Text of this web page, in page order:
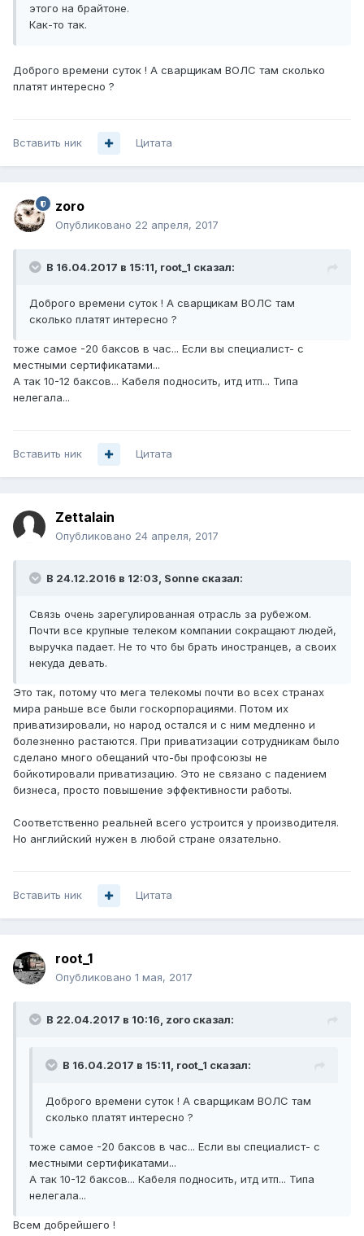
этого на брайтоне.
Как-то так.
Доброго времени суток ! А сварщикам ВОЛС там сколько
платят интересно ?
Вставить ник Цитата
zoro
Опубликовано 22 апреля, 2017
В 16.04.2017 в 15:11, root_1 сказал:
Доброго времени суток ! А сварщикам ВОЛС там
сколько платят интересно ?
тоже самое -20 баксов в час... Если вы специалист- с
местными сертификатами...
А так 10-12 баксов... Кабеля подносить, итд итп... Типа
нелегала...
Вставить ник Цитата
Zettalain
Опубликовано 24 апреля, 2017
В 24.12.2016 в 12:03, Sonne сказал:
Связь очень зарегулированная отрасль за рубежом.
Почти все крупные телеком компании сокращают людей,
выручка падает. Не то что бы брать иностранцев, а своих
некуда девать.
Это так, потому что мега телекомы почти во всех странах
мира раньше все были госкорпорациями. Потом их
приватизировали, но народ остался и с ним медленно и
болезненно растаются. При приватизации сотрудникам было
сделано много обещаний что-бы профсоюзы не
бойкотировали приватизацию. Это не связано с падением
бизнеса, просто повышение эффективности работы.
Соответственно реальней всего устроится у производителя.
Но английский нужен в любой стране оязательно.
Вставить ник Цитата
root_1
Опубликовано 1 мая, 2017
В 22.04.2017 в 10:16, zoro сказал:
В 16.04.2017 в 15:11, root_1 сказал:
Доброго времени суток ! А сварщикам ВОЛС там
сколько платят интересно ?
тоже самое -20 баксов в час... Если вы специалист- с
местными сертификатами...
А так 10-12 баксов... Кабеля подносить, итд итп... Типа
нелегала...
Всем добрейшего !